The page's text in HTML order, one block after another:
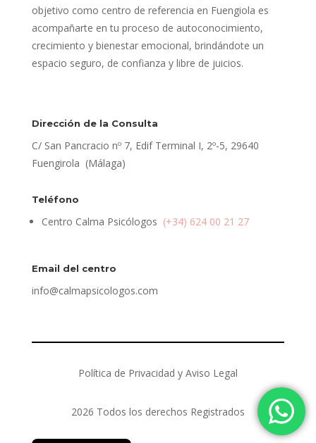
objetivo como centro de referencia en Fuengiola es
acompañarte en tu proceso de autoconocimiento,
crecimiento y bienestar emocional, brindándote un
espacio seguro, de confianza y libre de juicios.
Dirección de la Consulta
C/ San Pancracio nº 7, Edif Terminal I, 2º-5, 29640
Fuengirola (Málaga)
Teléfono
Centro Calma Psicólogos (+34) 624 00 21 27
Email del centro
info@calmapsicologos.com
Política de Privacidad y Aviso Legal
2026 Todos los derechos Registrados